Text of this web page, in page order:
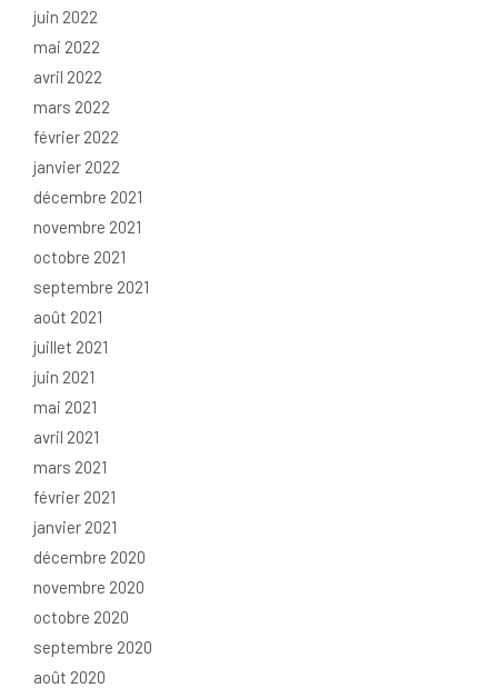
juin 2022
mai 2022
avril 2022
mars 2022
février 2022
janvier 2022
décembre 2021
novembre 2021
octobre 2021
septembre 2021
août 2021
juillet 2021
juin 2021
mai 2021
avril 2021
mars 2021
février 2021
janvier 2021
décembre 2020
novembre 2020
octobre 2020
septembre 2020
août 2020